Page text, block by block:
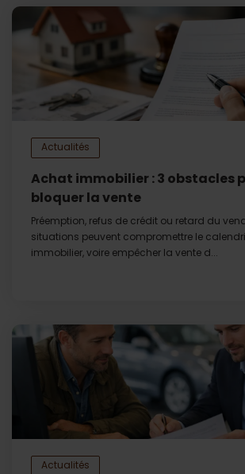
Actualités
Achat immobilier : 3 obstacles
bloquer la vente
Préemption, refus de crédit ou retard du
situations peuvent compromettre le
immobilier, voire empêcher la vente d...
Actualités